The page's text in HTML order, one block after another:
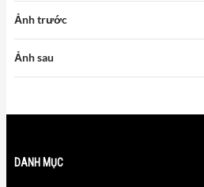
Ảnh trước
Ảnh sau
DANH MỤC